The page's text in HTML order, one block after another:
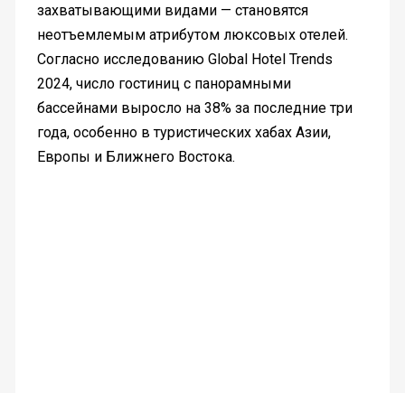
захватывающими видами — становятся
неотъемлемым атрибутом люксовых отелей.
Согласно исследованию Global Hotel Trends
2024, число гостиниц с панорамными
бассейнами выросло на 38% за последние три
года, особенно в туристических хабах Азии,
Европы и Ближнего Востока.